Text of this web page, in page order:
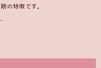
の特徴です。